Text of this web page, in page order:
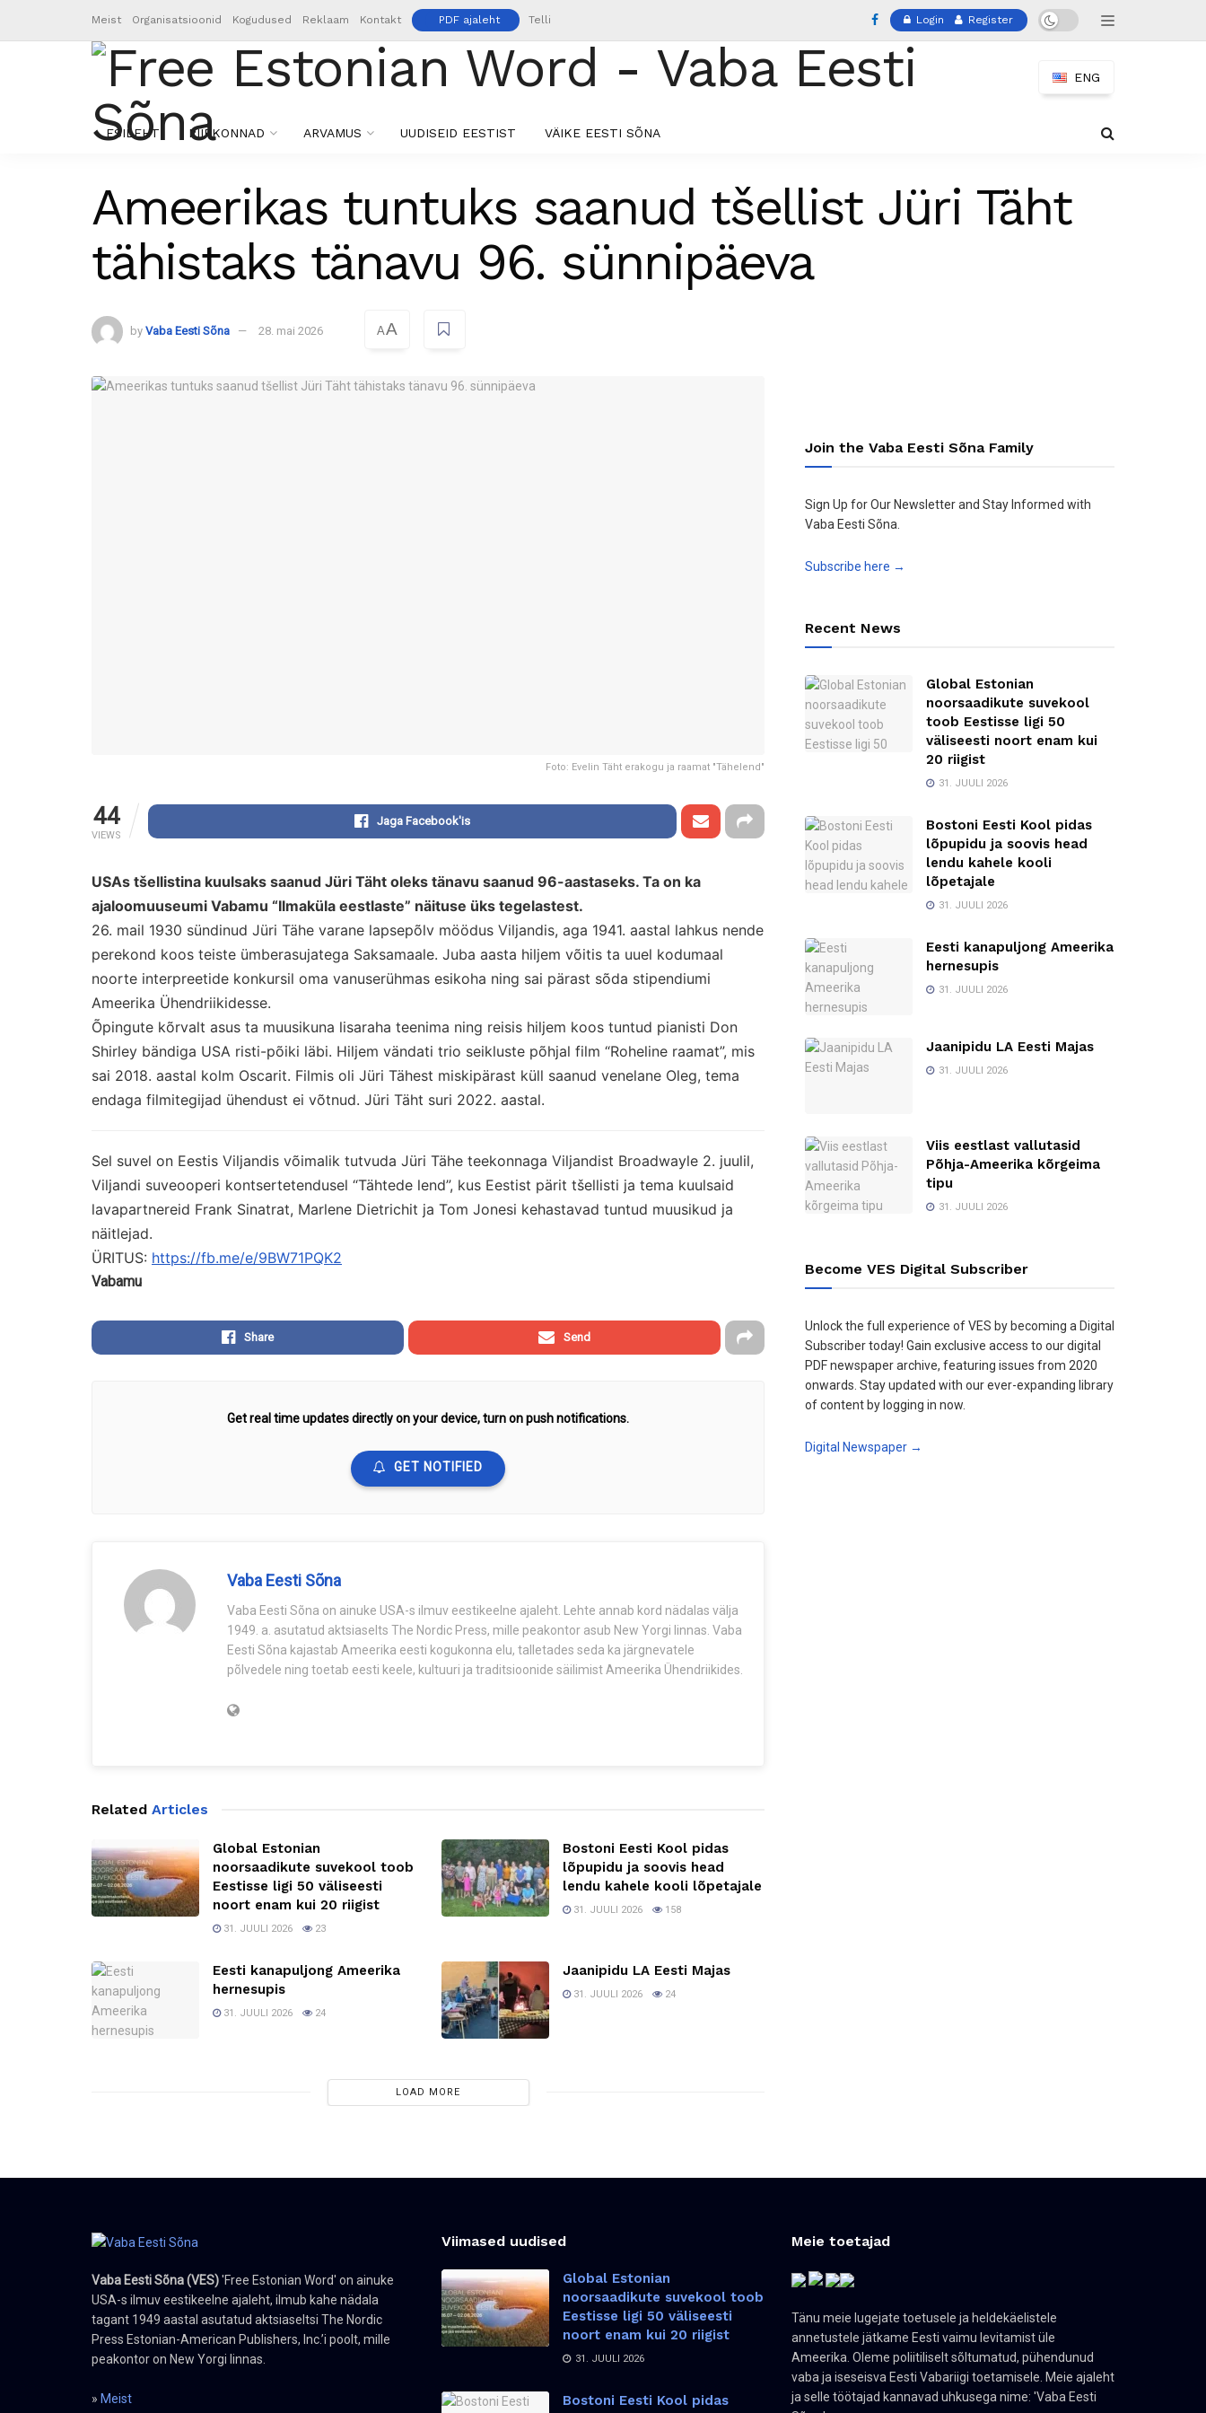
Meist Organisatsioonid Kogudused Reklaam Kontakt PDF ajaleht Telli Login Register
ENG
ESILEHT PIIRKONNAD ARVAMUS UUDISEID EESTIST VÄIKE EESTI SÕNA
Ameerikas tuntuks saanud tšellist Jüri Täht
tähistaks tänavu 96. sünnipäeva
by Vaba Eesti Sõna 28. mai 2026 AA
Foto: Evelin Täht erakogu ja raamat "Tähelend"
44
VIEWS
Jaga Facebook'is
USAs tšellistina kuulsaks saanud Jüri Täht oleks tänavu saanud 96-aastaseks. Ta on ka
ajaloomuuseumi Vabamu “Ilmaküla eestlaste” näituse üks tegelastest.
26. mail 1930 sündinud Jüri Tähe varane lapsepõlv möödus Viljandis, aga 1941. aastal lahkus nende
perekond koos teiste ümberasujatega Saksamaale. Juba aasta hiljem võitis ta uuel kodumaal
noorte interpreetide konkursil oma vanuserühmas esikoha ning sai pärast sõda stipendiumi
Ameerika Ühendriikidesse.
Õpingute kõrvalt asus ta muusikuna lisaraha teenima ning reisis hiljem koos tuntud pianisti Don
Shirley bändiga USA risti-põiki läbi. Hiljem vändati trio seikluste põhjal film “Roheline raamat”, mis
sai 2018. aastal kolm Oscarit. Filmis oli Jüri Tähest miskipärast küll saanud venelane Oleg, tema
endaga filmitegijad ühendust ei võtnud. Jüri Täht suri 2022. aastal.
Sel suvel on Eestis Viljandis võimalik tutvuda Jüri Tähe teekonnaga Viljandist Broadwayle 2. juulil,
Viljandi suveooperi kontsertetendusel “Tähtede lend”, kus Eestist pärit tšellisti ja tema kuulsaid
lavapartnereid Frank Sinatrat, Marlene Dietrichit ja Tom Jonesi kehastavad tuntud muusikud ja
näitlejad.
ÜRITUS: https://fb.me/e/9BW71PQK2
Vabamu
Share Send
Get real time updates directly on your device, turn on push notifications.
GET NOTIFIED
Vaba Eesti Sõna
Vaba Eesti Sõna on ainuke USA-s ilmuv eestikeelne ajaleht. Lehte annab kord nädalas välja
1949. a. asutatud aktsiaselts The Nordic Press, mille peakontor asub New Yorgi linnas. Vaba
Eesti Sõna kajastab Ameerika eesti kogukonna elu, talletades seda ka järgnevatele
põlvedele ning toetab eesti keele, kultuuri ja traditsioonide säilimist Ameerika Ühendriikides.
Related Articles
Global Estonian
noorsaadikute suvekool toob
Eestisse ligi 50 väliseesti
noort enam kui 20 riigist
31. JUULI 2026 23
Bostoni Eesti Kool pidas
lõpupidu ja soovis head
lendu kahele kooli lõpetajale
31. JUULI 2026 158
Eesti kanapuljong Ameerika
hernesupis
31. JUULI 2026 24
Jaanipidu LA Eesti Majas
31. JUULI 2026 24
LOAD MORE
Join the Vaba Eesti Sõna Family
Sign Up for Our Newsletter and Stay Informed with
Vaba Eesti Sõna.
Subscribe here →
Recent News
Global Estonian
noorsaadikute suvekool
toob Eestisse ligi 50
väliseesti noort enam kui
20 riigist
31. JUULI 2026
Bostoni Eesti Kool pidas
lõpupidu ja soovis head
lendu kahele kooli
lõpetajale
31. JUULI 2026
Eesti kanapuljong Ameerika
hernesupis
31. JUULI 2026
Jaanipidu LA Eesti Majas
31. JUULI 2026
Viis eestlast vallutasid
Põhja-Ameerika kõrgeima
tipu
31. JUULI 2026
Become VES Digital Subscriber
Unlock the full experience of VES by becoming a Digital
Subscriber today! Gain exclusive access to our digital
PDF newspaper archive, featuring issues from 2020
onwards. Stay updated with our ever-expanding library
of content by logging in now.
Digital Newspaper →
Vaba Eesti Sõna (VES)'Free Estonian Word' on ainuke
USA-s ilmuv eestikeelne ajaleht, ilmub kahe nädala
tagant 1949 aastal asutatud aktsiaseltsi The Nordic
Press Estonian-American Publishers, Inc.’i poolt, mille
peakontor on New Yorgi linnas.
» Meist
Viimased uudised
Global Estonian
noorsaadikute suvekool toob
Eestisse ligi 50 väliseesti
noort enam kui 20 riigist
31. JUULI 2026
Bostoni Eesti Kool pidas
Meie toetajad
Tänu meie lugejate toetusele ja heldekäelistele
annetustele jätkame Eesti vaimu levitamist üle
Ameerika. Oleme poliitiliselt sõltumatud, pühendunud
vaba ja iseseisva Eesti Vabariigi toetamisele. Meie ajaleht
ja selle töötajad kannavad uhkusega nime: 'Vaba Eesti